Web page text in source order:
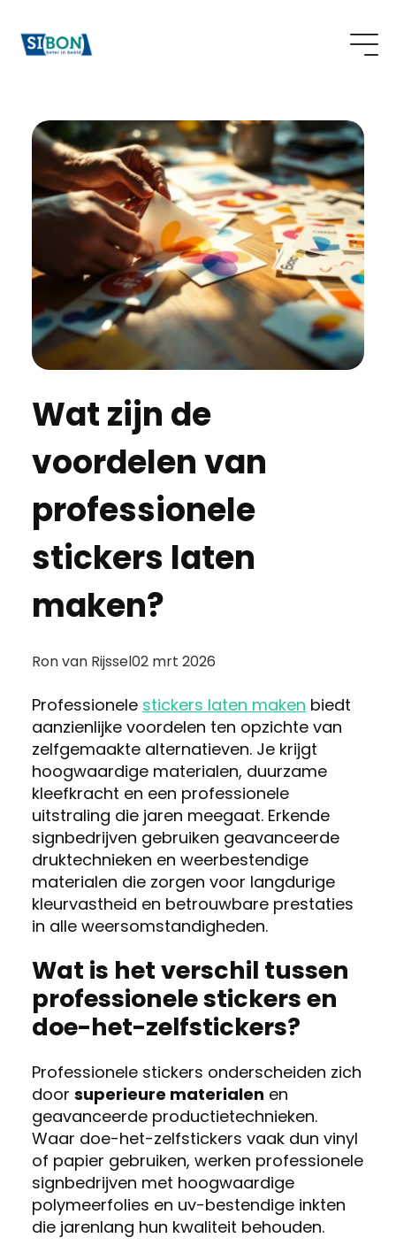
Wat zijn de
voordelen van
professionele
stickers laten
maken?
Posted
Ron van Rijssel02 mrt 2026
Professionele stickers laten maken biedt
aanzienlijke voordelen ten opzichte van
zelfgemaakte alternatieven. Je krijgt
hoogwaardige materialen, duurzame
kleefkracht en een professionele
uitstraling die jaren meegaat. Erkende
signbedrijven gebruiken geavanceerde
druktechnieken en weerbestendige
materialen die zorgen voor langdurige
kleurvastheid en betrouwbare prestaties
in alle weersomstandigheden.
Wat is het verschil tussen
professionele stickers en
doe-het-zelfstickers?
Professionele stickers onderscheiden zich
door superieure materialen en
geavanceerde productietechnieken.
Waar doe-het-zelfstickers vaak dun vinyl
of papier gebruiken, werken professionele
signbedrijven met hoogwaardige
polymeerfolies en uv-bestendige inkten
die jarenlang hun kwaliteit behouden.